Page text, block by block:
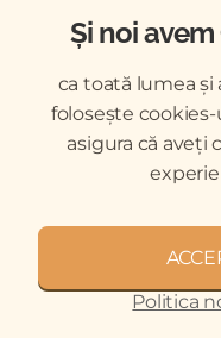
DESCĂRCĂRI
COPYRIGHT © 2026
DESPRE NOI
ARHIVA
Și noi avem
ca toată lumea
folosește
asigura că aveți
Politica